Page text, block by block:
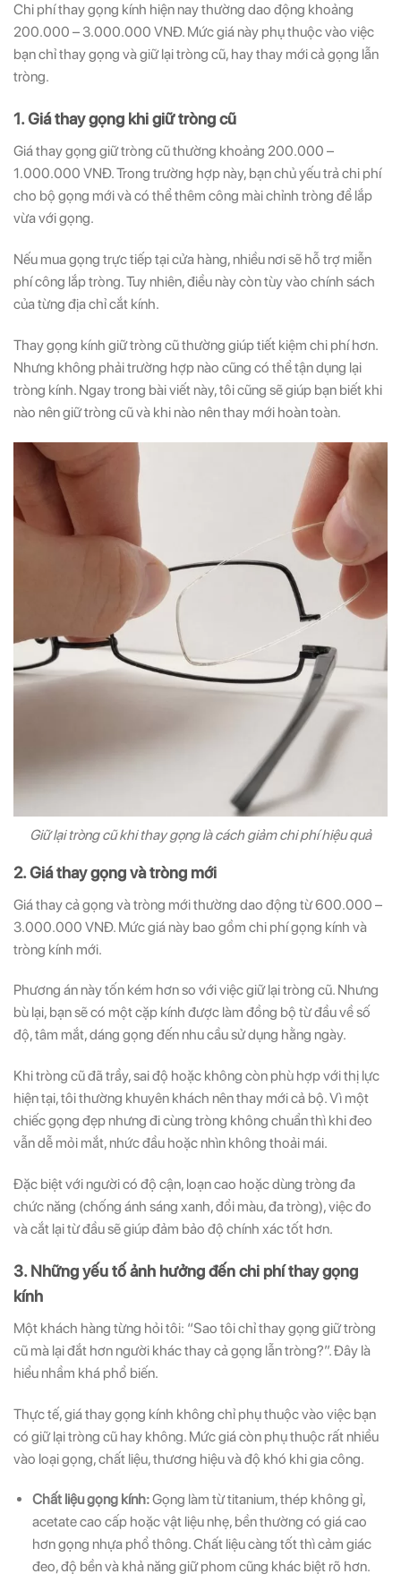
Chi phí thay gọng kính hiện nay thường dao động khoảng
200.000 – 3.000.000 VNĐ. Mức giá này phụ thuộc vào việc
bạn chỉ thay gọng và giữ lại tròng cũ, hay thay mới cả gọng lẫn
tròng.
1. Giá thay gọng khi giữ tròng cũ
Giá thay gọng giữ tròng cũ thường khoảng 200.000 –
1.000.000 VNĐ. Trong trường hợp này, bạn chủ yếu trả chi phí
cho bộ gọng mới và có thể thêm công mài chỉnh tròng để lắp
vừa với gọng.
Nếu mua gọng trực tiếp tại cửa hàng, nhiều nơi sẽ hỗ trợ miễn
phí công lắp tròng. Tuy nhiên, điều này còn tùy vào chính sách
của từng địa chỉ cắt kính.
Thay gọng kính giữ tròng cũ thường giúp tiết kiệm chi phí hơn.
Nhưng không phải trường hợp nào cũng có thể tận dụng lại
tròng kính. Ngay trong bài viết này, tôi cũng sẽ giúp bạn biết khi
nào nên giữ tròng cũ và khi nào nên thay mới hoàn toàn.
Giữ lại tròng cũ khi thay gọng là cách giảm chi phí hiệu quả
2. Giá thay gọng và tròng mới
Giá thay cả gọng và tròng mới thường dao động từ 600.000 –
3.000.000 VNĐ. Mức giá này bao gồm chi phí gọng kính và
tròng kính mới.
Phương án này tốn kém hơn so với việc giữ lại tròng cũ. Nhưng
bù lại, bạn sẽ có một cặp kính được làm đồng bộ từ đầu về số
độ, tâm mắt, dáng gọng đến nhu cầu sử dụng hằng ngày.
Khi tròng cũ đã trầy, sai độ hoặc không còn phù hợp với thị lực
hiện tại, tôi thường khuyên khách nên thay mới cả bộ. Vì một
chiếc gọng đẹp nhưng đi cùng tròng không chuẩn thì khi đeo
vẫn dễ mỏi mắt, nhức đầu hoặc nhìn không thoải mái.
Đặc biệt với người có độ cận, loạn cao hoặc dùng tròng đa
chức năng (chống ánh sáng xanh, đổi màu, đa tròng), việc đo
và cắt lại từ đầu sẽ giúp đảm bảo độ chính xác tốt hơn.
3. Những yếu tố ảnh hưởng đến chi phí thay gọng
kính
Một khách hàng từng hỏi tôi: “Sao tôi chỉ thay gọng giữ tròng
cũ mà lại đắt hơn người khác thay cả gọng lẫn tròng?”. Đây là
hiểu nhầm khá phổ biến.
Thực tế, giá thay gọng kính không chỉ phụ thuộc vào việc bạn
có giữ lại tròng cũ hay không. Mức giá còn phụ thuộc rất nhiều
vào loại gọng, chất liệu, thương hiệu và độ khó khi gia công.
Chất liệu gọng kính:Gọng làm từ titanium, thép không gỉ,
acetate cao cấp hoặc vật liệu nhẹ, bền thường có giá cao
hơn gọng nhựa phổ thông. Chất liệu càng tốt thì cảm giác
đeo, độ bền và khả năng giữ phom cũng khác biệt rõ hơn.